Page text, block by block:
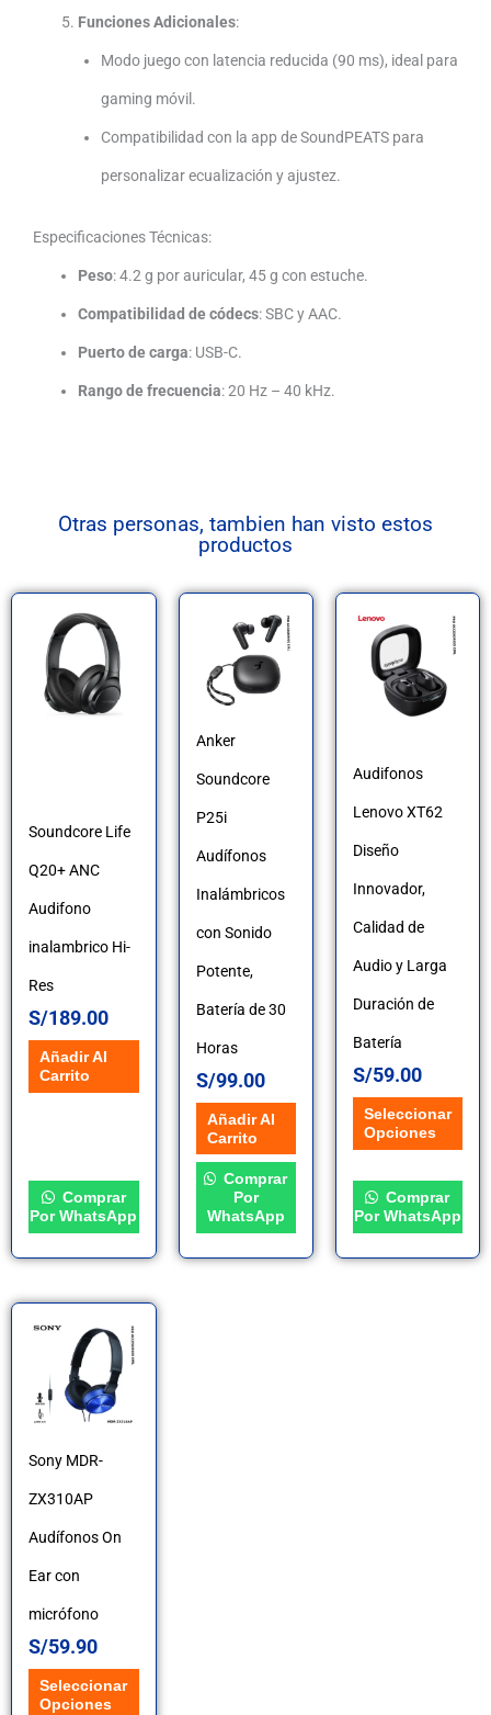
Funciones Adicionales:
Modo juego con latencia reducida (90 ms), ideal para
gaming móvil.
Compatibilidad con la app de SoundPEATS para
personalizar ecualización y ajustez.
Especificaciones Técnicas:
Peso: 4.2 g por auricular, 45 g con estuche.
Compatibilidad de códecs: SBC y AAC.
Puerto de carga: USB-C.
Rango de frecuencia: 20 Hz – 40 kHz.
Otras personas, tambien han visto estos
productos
Soundcore Life
Q20+ ANC
Audifono
inalambrico Hi-
Res
S/189.00
Añadir Al
Carrito
Comprar
Por WhatsApp
Anker
Soundcore
P25i
Audífonos
Inalámbricos
con Sonido
Potente,
Batería de 30
Horas
S/99.00
Añadir Al
Carrito
Comprar
Por
WhatsApp
Audifonos
Lenovo XT62
Diseño
Innovador,
Calidad de
Audio y Larga
Duración de
Batería
S/59.00
Seleccionar
Opciones
Este
producto
tiene
variantes.
Las
opciones
se
pueden
elegir
en
la
página
de
producto
Comprar
Por WhatsApp
Sony MDR-
ZX310AP
Audífonos On
Ear con
micrófono
S/59.90
Seleccionar
Opciones
Este
producto
tiene
variantes.
elegir
en